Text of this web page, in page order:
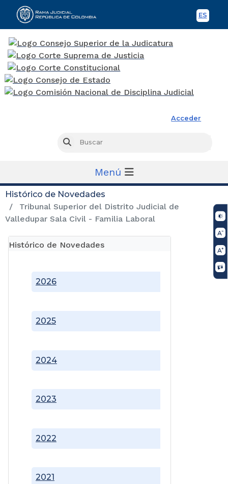
ES
Acceder
Buscar
Menú
Histórico de Novedades
Tribunal Superior del Distrito Judicial de
Valledupar Sala Civil - Familia Laboral
Histórico de Novedades
2021
2022
2023
2024
2025
2026